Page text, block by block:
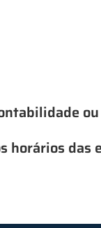
ou
horários das